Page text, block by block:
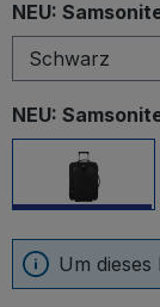
NEU:
NEU:
Schwarz
Um